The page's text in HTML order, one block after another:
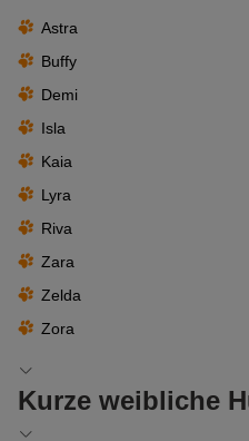
Astra
Buffy
Demi
Isla
Kaia
Lyra
Riva
Zara
Zelda
Zora
Kurze weibliche